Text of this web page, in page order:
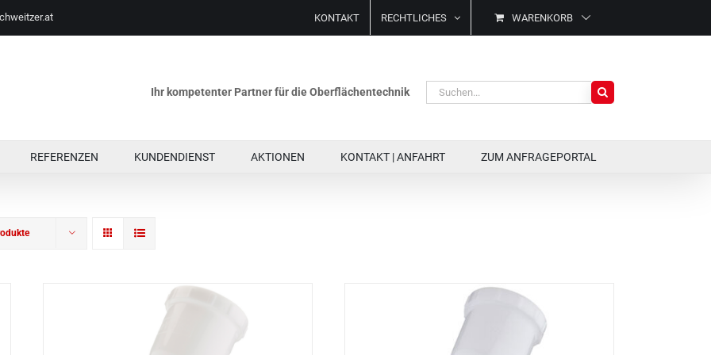
KONTAKT RECHTLICHES WARENKORB
Ihr kompetenter Partner für die Oberflächentechnik
Suche
nach:
REFERENZEN KUNDENDIENST AKTIONEN KONTAKT | ANFAHRT ZUM ANFRAGEPORTAL